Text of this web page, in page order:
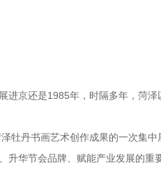
进京还是1985年，时隔多年，菏泽
牡丹书画艺术创作成果的一次集中
华节会品牌、赋能产业发展的重